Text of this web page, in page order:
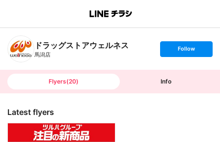
B
n
T
ドラッグストアウェルネス
馬潟店
s
t
o
Follow
Flyers(20) Info
Latest flyers